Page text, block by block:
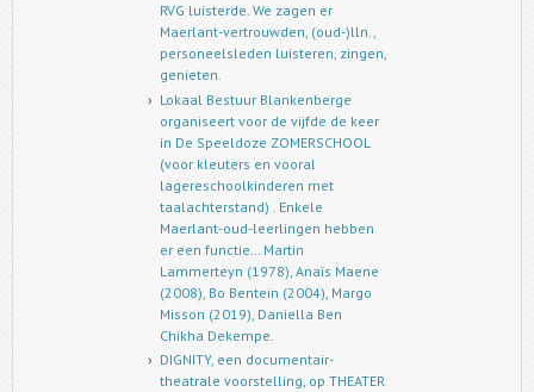
RVG luisterde. We zagen er
Maerlant-vertrouwden, (oud-)lln.,
personeelsleden luisteren, zingen,
genieten.
Lokaal Bestuur Blankenberge
organiseert voor de vijfde de keer
in De Speeldoze ZOMERSCHOOL
(voor kleuters en vooral
lagereschoolkinderen met
taalachterstand) . Enkele
Maerlant-oud-leerlingen hebben
er een functie… Martin
Lammerteyn (1978), Anaïs Maene
(2008), Bo Bentein (2004), Margo
Misson (2019), Daniella Ben
Chikha Dekempe.
DIGNITY, een documentair-
theatrale voorstelling, op THEATER